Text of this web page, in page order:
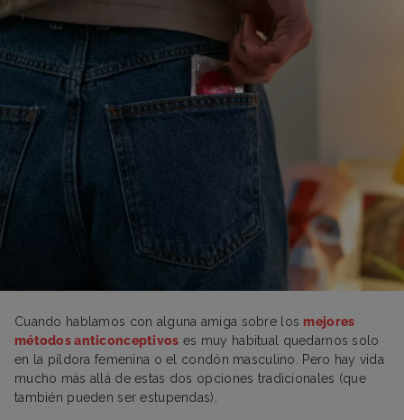
Cuando hablamos con alguna amiga sobre los mejores
métodos anticonceptivos es muy habitual quedarnos solo
en la píldora femenina o el condón masculino. Pero hay vida
mucho más allá de estas dos opciones tradicionales (que
también pueden ser estupendas).